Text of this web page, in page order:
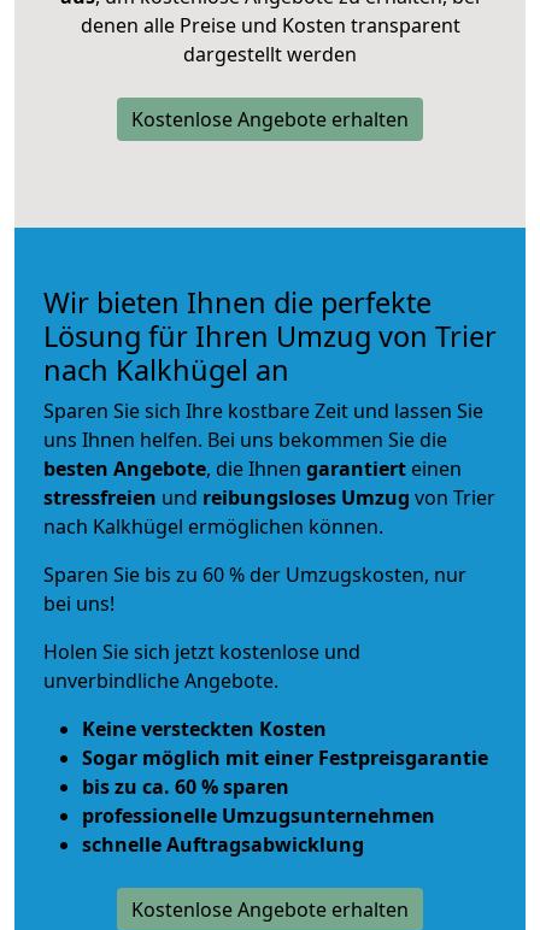
denen alle Preise und Kosten transparent
dargestellt werden
Kostenlose Angebote erhalten
Wir bieten Ihnen die perfekte
Lösung für Ihren Umzug von Trier
nach Kalkhügel an
Sparen Sie sich Ihre kostbare Zeit und lassen Sie
uns Ihnen helfen. Bei uns bekommen Sie die
besten Angebote, die Ihnen garantiert einen
stressfreien und reibungsloses Umzug von Trier
nach Kalkhügel ermöglichen können.
Sparen Sie bis zu 60 % der Umzugskosten, nur
bei uns!
Holen Sie sich jetzt kostenlose und
unverbindliche Angebote.
Keine versteckten Kosten
Sogar möglich mit einer Festpreisgarantie
bis zu ca. 60 % sparen
professionelle Umzugsunternehmen
schnelle Auftragsabwicklung
Kostenlose Angebote erhalten